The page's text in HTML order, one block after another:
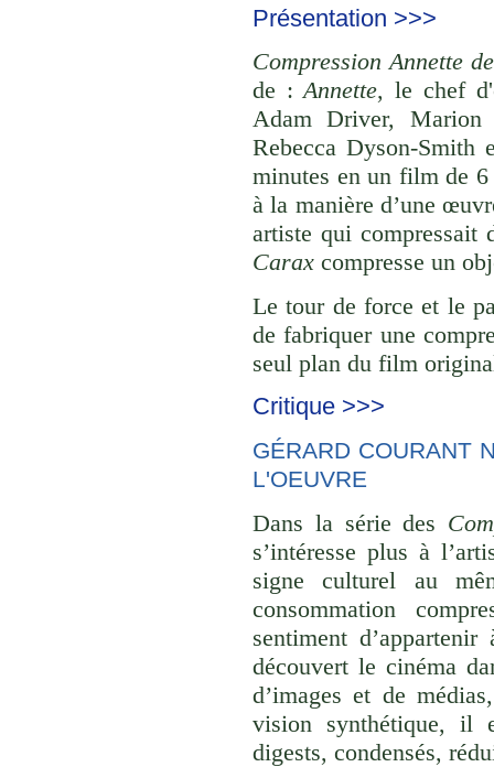
Présentation >>>
Compression Annette
de :Annette, le chef
Adam Driver, Marion
Rebecca Dyson-Smith
minutes en un film de
à la manière d’une
artiste qui compressait
Carax compresse un
Le tour de force et le
de fabriquer une
seul plan du film
Critique >>>
GÉRARD COURANT
L'OEUVRE
Dans la série des
s’intéresse plus à
signe culturel au
consommation
sentiment
découvert le cinéma
d’images et de
vision synthétique, il
digests, condensés,